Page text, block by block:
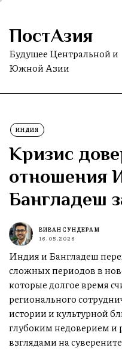
Skip
the
content
ПостАзия
Будущее Центральной и
Южной Азии
ИНДИЯ
Кризис
отношения
Бангладеш
ВИВАН СУНДЕРАМ
16.05.2026
Индия и Бангладеш
сложных периодов в
которые долгое время
регионального
истории и культурной
глубоким недоверием
взглядами на